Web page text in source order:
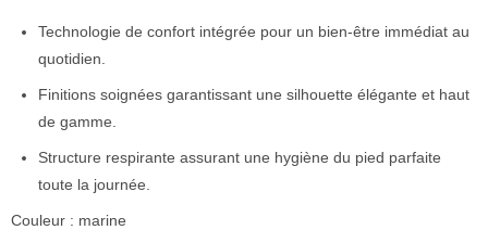
Technologie de confort intégrée pour un bien-être immédiat au
quotidien.
Finitions soignées garantissant une silhouette élégante et haut
de gamme.
Structure respirante assurant une hygiène du pied parfaite
toute la journée.
Couleur : marine